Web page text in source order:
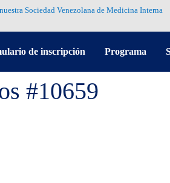
Sociedad Venezolana de Medicina Interna
de inscripción Programa
#10659